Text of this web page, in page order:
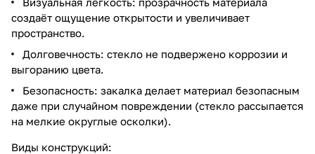
создаёт ощущение открытости и увеличивает
пространство.
Долговечность: стекло не подвержено коррозии и
выгоранию цвета.
Безопасность: закалка делает материал безопасным
даже при случайном повреждении (стекло рассыпается
на мелкие округлые осколки).
Виды конструкций: